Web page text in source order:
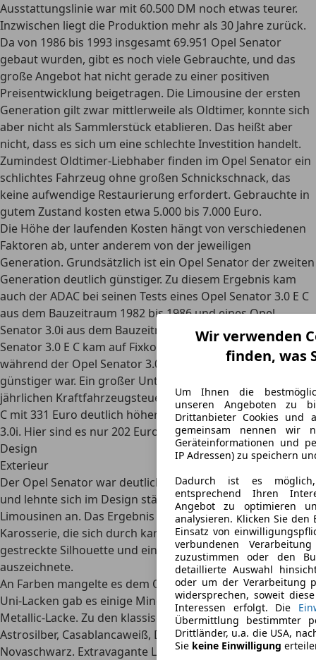
Ausstattungslinie war mit 60.500 DM noch etwas teurer.
Inzwischen liegt die Produktion mehr als 30 Jahre zurück.
Da von 1986 bis 1993 insgesamt 69.951 Opel Senator
gebaut wurden, gibt es noch viele Gebrauchte, und das
große Angebot hat nicht gerade zu einer positiven
Preisentwicklung beigetragen. Die Limousine der ersten
Generation gilt zwar mittlerweile als Oldtimer, konnte sich
aber nicht als Sammlerstück etablieren. Das heißt aber
nicht, dass es sich um eine schlechte Investition handelt.
Zumindest Oldtimer-Liebhaber finden im Opel Senator ein
schlichtes Fahrzeug ohne großen Schnickschnack, das
keine aufwendige Restaurierung erfordert. Gebrauchte in
gutem Zustand kosten etwa 5.000 bis 7.000 Euro.
Die Höhe der laufenden Kosten hängt von verschiedenen
Faktoren ab, unter anderem von der jeweiligen
Generation. Grundsätzlich ist ein Opel Senator derzweiten
Generation deutlich günstiger. Zu diesem Ergebnis kam
auch der ADAC bei seinen Tests eines Opel Senator 3.0 E C
aus dem Bauzeitraum 1982 bis 1986 und eines Opel
Senator 3.0i aus dem Bauzeitraum 1987 bis 1990. Der Opel
Senator 3.0 E C kam auf Fixkosten von 95 Euro pro Monat,
während der Opel Senator 3.0i mit 93 Euro etwas
günstiger war. Ein großer Unterschied zeigt sich bei der
jährlichen Kraftfahrzeugsteuer, die beim Opel Senator 3.0 E
C mit 331 Euro deutlich höher ist als beim Opel Senator
3.0i. Hier sind es nur 202 Euro.
Design
Exterieur
Der Opel Senator war deutlich größer als seine Vorgänger
und lehnte sich im Design stärker an amerikanische
Limousinen an. Das Ergebnis war eine wuchtige
Karosserie, die sich durch kantige Formen, einelang
gestreckte Silhouette und einen massiven Kühlergrill
auszeichnete.
An Farben mangelte es dem Opel Senator nicht. Neben
Uni-Lacken gab es einige Mineral-Effekt- und Zweischicht-
Metallic-Lacke. Zu den klassischen Farben zählten
Astrosilber, Casablancaweiß, Delphingrau und
Novaschwarz. Extravagante Lackierungen in Gelb, Pink,
Wir verwenden
finden, was
Um Ihnen die
unseren Angeboten zu
Drittanbieter Cookies und
gemeinsam nennen wir
Geräteinformationen und
IP Adressen) zu speichern
Dadurch ist es
entsprechend Ihren
Angebot zu optimieren
analysieren. Klicken Sie
Einsatz von
verbundenen
zuzustimmen oder den
detaillierte Auswahl
oder um der Verarbeitung
widersprechen, soweit
Interessen erfolgt. Die
Übermittlung bestimmter
Drittländer, u.a. die USA,
Sie keine Einwilligung